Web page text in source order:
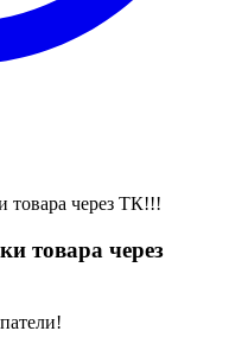
товара через ТК!!!
товара через